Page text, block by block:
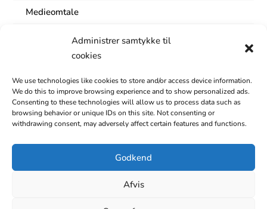
Administrer samtykke til
cookies
We use technologies like cookies to store and/or access device information.
We do this to improve browsing experience and to show personalized ads.
Consenting to these technologies will allow us to process data such as
browsing behavior or unique IDs on this site. Not consenting or
withdrawing consent, may adversely affect certain features and functions.
Godkend
Afvis
Medieomtale
Nyhedsbrev
Årets Business Event
Bestyrelse og repræsentantsskab
Om området
Rapport om erhvervslivet
Samarbejde